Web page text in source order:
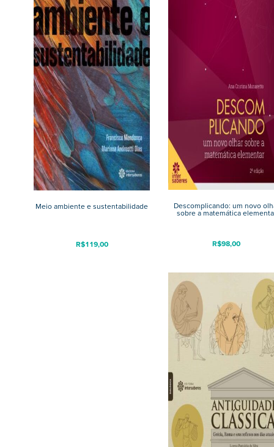
Meio ambiente e sustentabilidade
R$119,00
Descomplicando: um novo
sobre a matemática
R$98,00